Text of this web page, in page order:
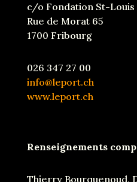
c/o Fondation St-Louis
Rue de Morat 65
1700 Fribourg
026 347 27 00
info@leport.ch
www.leport.ch
Renseignements
Thierry Bourquenoud,